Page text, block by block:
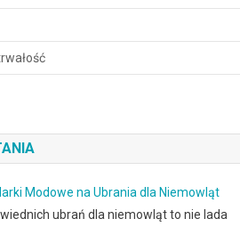
Modowe na Ubrania dla Niemowląt
ubrań dla niemowląt to nie lada